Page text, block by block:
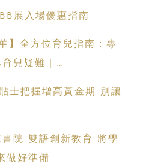
展入場優惠指南
】全方位育兒指南：專
兒疑難｜
士把握增高黃金期 別讓
院 雙語創新教育 將學
為未來做好準備